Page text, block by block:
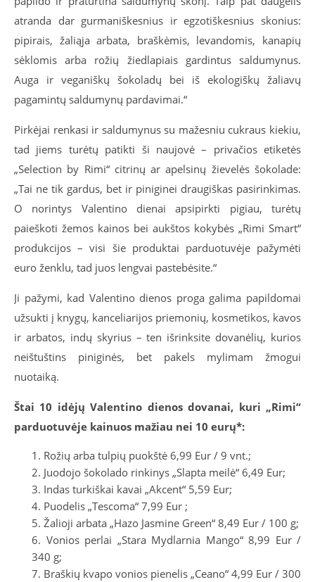
atranda dar gurmaniškesnius ir egzotiškesnius skonius:
pipirais, žaliąja arbata, braškėmis, levandomis, kanapių
sėklomis arba rožių žiedlapiais gardintus saldumynus.
Auga ir veganiškų šokoladų bei iš ekologiškų žaliavų
pagamintų saldumynų pardavimai.“
Pirkėjai renkasi ir saldumynus su mažesniu cukraus kiekiu,
tad jiems turėtų patikti ši naujovė – privačios etiketės
„Selection by Rimi“ citrinų ar apelsinų žievelės šokolade:
„Tai ne tik gardus, bet ir piniginei draugiškas pasirinkimas.
O norintys Valentino dienai apsipirkti pigiau, turėtų
paieškoti žemos kainos bei aukštos kokybės „Rimi Smart“
produkcijos – visi šie produktai parduotuvėje pažymėti
euro ženklu, tad juos lengvai pastebėsite.“
Ji pažymi, kad Valentino dienos proga galima papildomai
užsukti į knygų, kanceliarijos priemonių, kosmetikos, kavos
ir arbatos, indų skyrius – ten išrinksite dovanėlių, kurios
neištuštins piniginės, bet pakels mylimam žmogui
nuotaiką.
Štai 10 idėjų Valentino dienos dovanai, kuri „Rimi“
parduotuvėje kainuos mažiau nei 10 eurų*:
Rožių arba tulpių puokštė 6,99 Eur / 9 vnt.;
Juodojo šokolado rinkinys „Slapta meilė“ 6,49 Eur;
Indas turkiškai kavai „Akcent“ 5,59 Eur;
Puodelis „Tescoma“ 7,99 Eur ;
Žalioji arbata „Hazo Jasmine Green“ 8,49 Eur / 100 g;
Vonios perlai „Stara Mydlarnia Mango“ 8,99 Eur /
340 g;
Braškių kvapo vonios pienelis „Ceano“ 4,99 Eur / 300